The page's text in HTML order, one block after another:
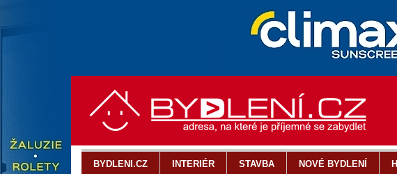
BYDLENI.CZ INTERIÉR STAVBA NOVÉ BYDLENÍ